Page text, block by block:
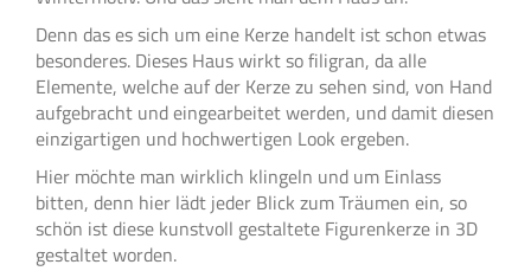
Denn das es sich um eine Kerze handelt ist schon etwas
besonderes. Dieses Haus wirkt so filigran, da alle
Elemente, welche auf der Kerze zu sehen sind, von Hand
aufgebracht und eingearbeitet werden, und damit diesen
einzigartigen und hochwertigen Look ergeben.
Hier möchte man wirklich klingeln und um Einlass
bitten, denn hier lädt jeder Blick zum Träumen ein, so
schön ist diese kunstvoll gestaltete Figurenkerze in 3D
gestaltet worden.